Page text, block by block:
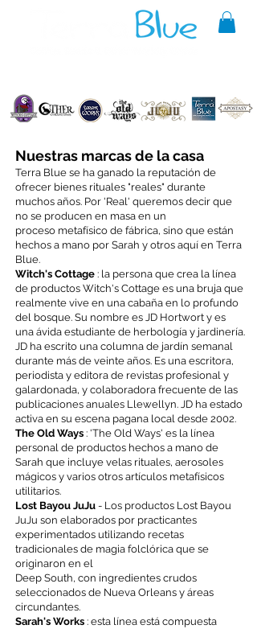
A reliable source of metaphysical
goods since 1999.
Nuestras marcas de la casa
Terra Blue se ha ganado la reputación de
ofrecer bienes rituales "reales" durante
muchos años. Por 'Real' queremos decir que
no se producen en masa en un
proceso metafísico de fábrica, sino que están
hechos a mano por Sarah y otros aquí en Terra
Blue.
Witch's Cottage : la persona que crea la línea
de productos Witch's Cottage es una bruja que
realmente vive en una cabaña en lo profundo
del bosque. Su nombre es JD Hortwort y es
una ávida estudiante de herbología y jardinería.
JD ha escrito una columna de jardín semanal
durante más de veinte años. Es una escritora,
periodista y editora de revistas profesional y
galardonada, y colaboradora frecuente de las
publicaciones anuales Llewellyn. JD ha estado
activa en su escena pagana local desde 2002.
The Old Ways : 'The Old Ways' es la línea
personal de productos hechos a mano de
Sarah que incluye velas rituales, aerosoles
mágicos y varios otros artículos metafísicos
utilitarios.
Lost Bayou JuJu - Los productos Lost Bayou
JuJu son elaborados por practicantes
experimentados utilizando recetas
tradicionales de magia folclórica que se
originaron en el
Deep South, con ingredientes crudos
seleccionados de Nueva Orleans y áreas
circundantes.
Sarah's Works : esta línea está compuesta